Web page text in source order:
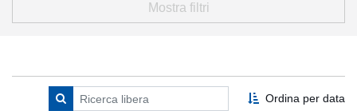
Mostra filtri
Ordina per data